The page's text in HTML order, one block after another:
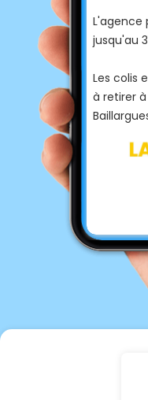
L'agence
jusqu'au
Les colis
à retirer à